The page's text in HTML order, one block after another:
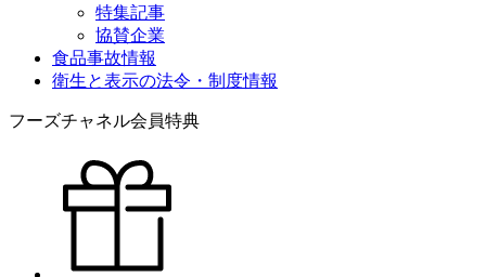
特集記事
協賛企業
食品事故情報
衛生と表示の法令・制度情報
フーズチャネル会員特典